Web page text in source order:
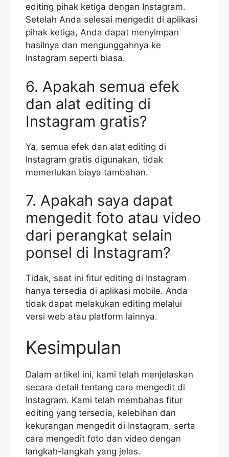
editing pihak ketiga dengan Instagram.
Setelah Anda selesai mengedit di aplikasi
pihak ketiga, Anda dapat menyimpan
hasilnya dan mengunggahnya ke
Instagram seperti biasa.
6. Apakah semua efek
dan alat editing di
Instagram gratis?
Ya, semua efek dan alat editing di
Instagram gratis digunakan, tidak
memerlukan biaya tambahan.
7. Apakah saya dapat
mengedit foto atau video
dari perangkat selain
ponsel di Instagram?
Tidak, saat ini fitur editing di Instagram
hanya tersedia di aplikasi mobile. Anda
tidak dapat melakukan editing melalui
versi web atau platform lainnya.
Kesimpulan
Dalam artikel ini, kami telah menjelaskan
secara detail tentang cara mengedit di
Instagram. Kami telah membahas fitur
editing yang tersedia, kelebihan dan
kekurangan mengedit di Instagram, serta
cara mengedit foto dan video dengan
langkah-langkah yang jelas.